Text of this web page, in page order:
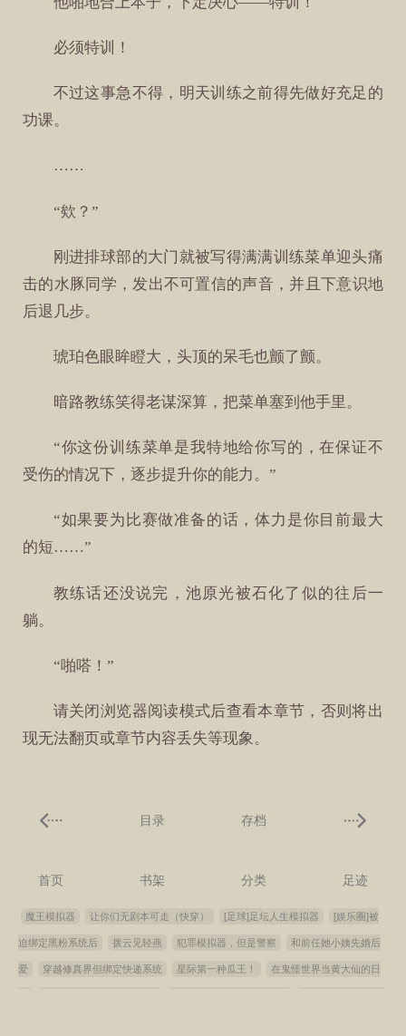
必须特训！
不过这事急不得，明天训练之前得先做好充足的
功课。
……
“欸？”
刚进排球部的大门就被写得满满训练菜单迎头痛
击的水豚同学，发出不可置信的声音，并且下意识地
后退几步。
琥珀色眼眸瞪大，头顶的呆毛也颤了颤。
暗路教练笑得老谋深算，把菜单塞到他手里。
“你这份训练菜单是我特地给你写的，在保证不
受伤的情况下，逐步提升你的能力。”
“如果要为比赛做准备的话，体力是你目前最大
的短……”
教练话还没说完，池原光被石化了似的往后一
躺。
“啪嗒！”
请关闭浏览器阅读模式后查看本章节，否则将出
现无法翻页或章节内容丢失等现象。
目录 存档
首页 书架 分类 足迹
魔王模拟器 让你们无剧本可走（快穿） [足球]足坛人生模拟器 [娱乐圈]被
迫绑定黑粉系统后 拨云见轻燕 犯罪模拟器，但是警察 和前任她小姨先婚后
爱 穿越修真界但绑定快递系统 星际第一种瓜王！ 在鬼怪世界当黄大仙的日